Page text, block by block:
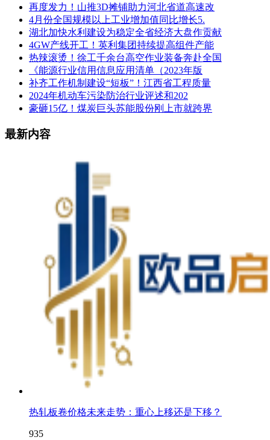
再度发力！山推3D摊铺助力河北省道高速改
4月份全国规模以上工业增加值同比增长5.
湖北加快水利建设为稳定全省经济大盘作贡献
4GW产线开工！英利集团持续提高组件产能
热辣滚烫！徐工千余台高空作业装备奔赴全国
《能源行业信用信息应用清单（2023年版
补齐工作机制建设“短板”！江西省工程质量
2024年机动车污染防治行业评述和202
豪砸15亿！煤炭巨头苏能股份刚上市就跨界
最新内容
热轧板卷价格未来走势：重心上移还是下移？
935